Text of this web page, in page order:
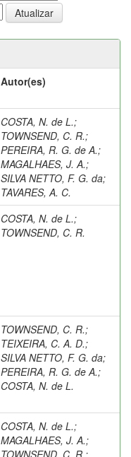
Autor(es)
COSTA, N. de L.;
TOWNSEND, C. R.;
PEREIRA, R. G. de A.;
MAGALHAES, J. A.;
SILVA NETTO, F. G. da;
TAVARES, A. C.
COSTA, N. de L.;
TOWNSEND, C. R.
TOWNSEND, C. R.;
TEIXEIRA, C. A. D.;
SILVA NETTO, F. G. da;
PEREIRA, R. G. de A.;
COSTA, N. de L.
COSTA, N. de L.;
MAGALHAES, J. A.;
TOWNSEND, C. R. ;